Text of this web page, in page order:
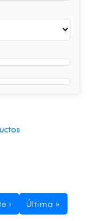
› Última »